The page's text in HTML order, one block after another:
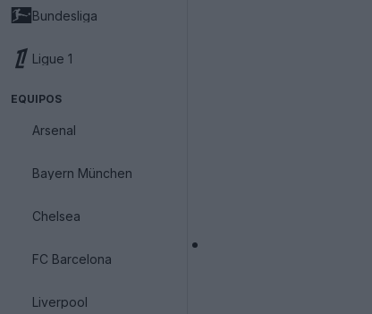
Bundesliga
Ligue 1
EQUIPOS
Arsenal
Bayern München
Chelsea
FC Barcelona
Liverpool